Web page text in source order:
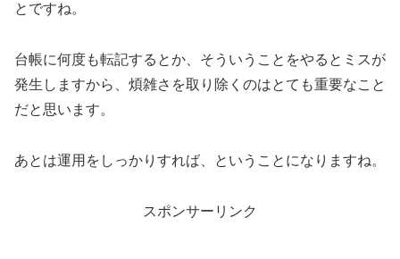
とですね。
台帳に何度も転記するとか、そういうことをやるとミスが
発生しますから、煩雑さを取り除くのはとても重要なこと
だと思います。
あとは運用をしっかりすれば、ということになりますね。
スポンサーリンク